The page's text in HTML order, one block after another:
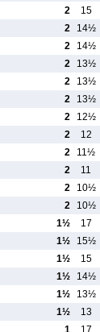
2 15
2 14½
2 14½
2 13½
2 13½
2 13½
2 12½
2 12
2 11½
2 11
2 10½
2 10½
1½ 17
1½ 15½
1½ 15
1½ 14½
1½ 13½
1½ 13
1 17